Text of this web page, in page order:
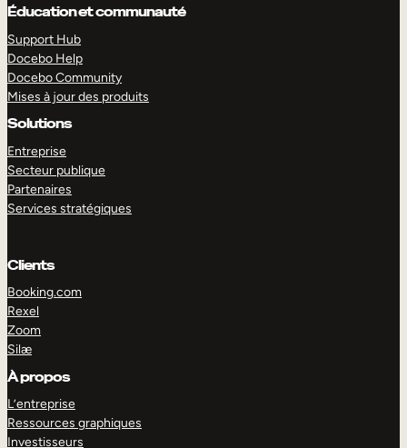
Éducation et communauté
Support Hub
Docebo Help
Docebo Community
Mises à jour des produits
Solutions
Entreprise
Secteur publique
Partenaires
Services stratégiques
Clients
Booking.com
Rexel
Zoom
Silæ
À propos
L’entreprise
Ressources graphiques
Investisseurs